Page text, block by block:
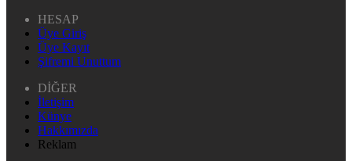
HESAP
Üye Giriş
Üye Kayıt
Şifremi Unuttum
DİĞER
İletişim
Künye
Hakkımızda
Reklam